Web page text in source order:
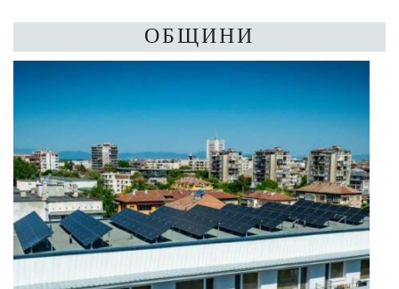
ОБЩИНИ